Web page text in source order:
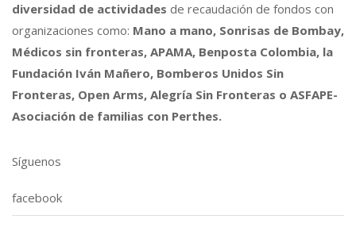
diversidad de actividades de recaudación de fondos con
organizaciones como: Mano a mano, Sonrisas de Bombay,
Médicos sin fronteras, APAMA, Benposta Colombia, la
Fundación Iván Mañero, Bomberos Unidos Sin
Fronteras, Open Arms, Alegría Sin Fronteras o ASFAPE-
Asociación de familias con Perthes.
Síguenos
facebook